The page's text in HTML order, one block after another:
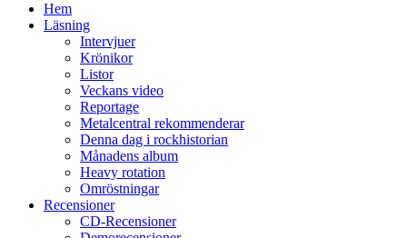
Hem
Läsning
Intervjuer
Krönikor
Listor
Veckans video
Reportage
Metalcentral rekommenderar
Denna dag i rockhistorian
Månadens album
Heavy rotation
Omröstningar
Recensioner
CD-Recensioner